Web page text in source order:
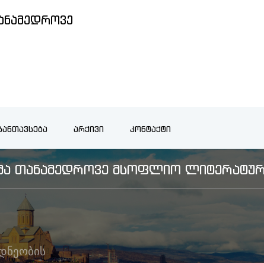
ᲐᲠᲥᲘᲕᲘ ᲙᲝᲜᲢᲐᲥᲢᲘ
ᲗᲐᲜᲐᲛᲔᲓᲠᲝᲕᲔ ᲛᲡᲝᲤᲚᲘᲝ